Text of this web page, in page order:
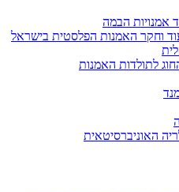
אמנויות הבמה
וחקר האמנות הפלסטית בישראל
לתולדות האמנות
האוניברסיטאית